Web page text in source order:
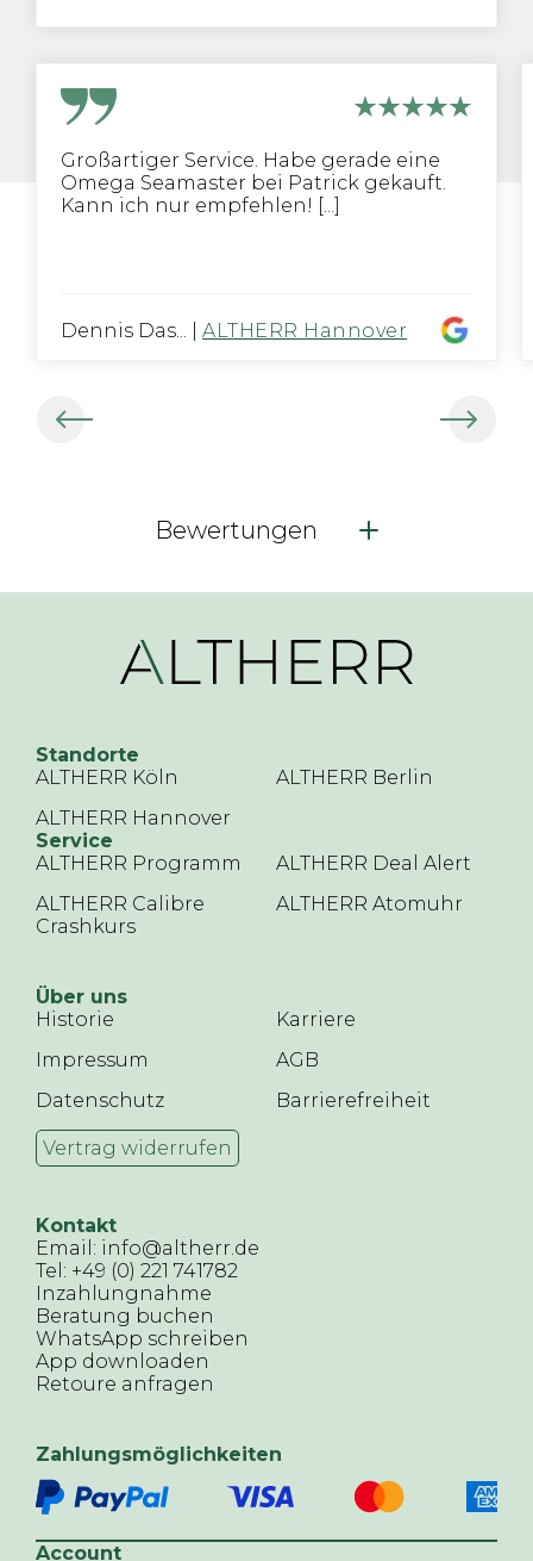
Großartiger Service. Habe gerade eine
Omega Seamaster bei Patrick gekauft.
Kann ich nur empfehlen! [...]
Dennis Das... ALTHERR Hannover
Bewertungen
Standorte
ALTHERR Köln
ALTHERR Berlin
ALTHERR Hannover
Service
ALTHERR Programm
ALTHERR Deal Alert
ALTHERR Calibre
Crashkurs
ALTHERR Atomuhr
Über uns
Historie
Karriere
Impressum
AGB
Datenschutz
Barrierefreiheit
Vertrag widerrufen
Kontakt
Email: info@altherr.de
Tel: +49 (0) 221 741782
Inzahlungnahme
Beratung buchen
WhatsApp schreiben
App downloaden
Retoure anfragen
Zahlungsmöglichkeiten
Account